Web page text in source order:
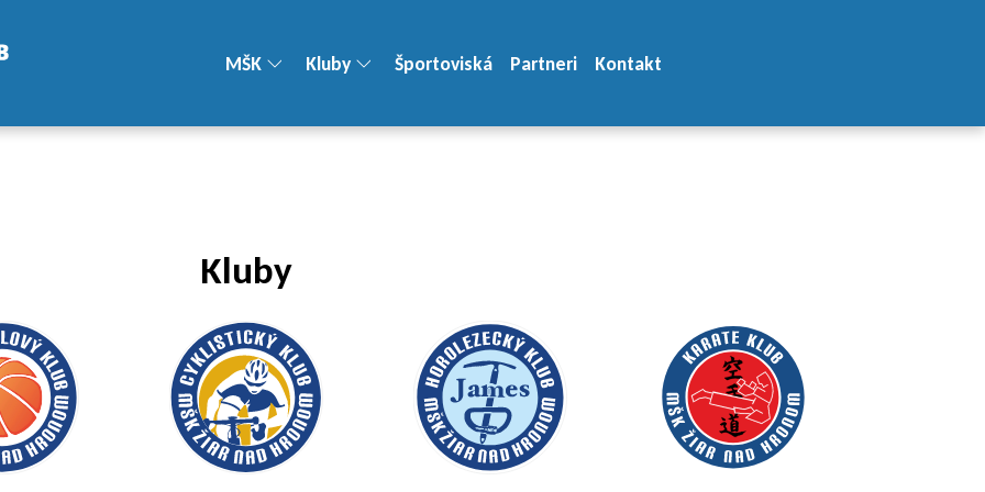
MŠK Kluby Športoviská Partneri Kontakt
Kluby